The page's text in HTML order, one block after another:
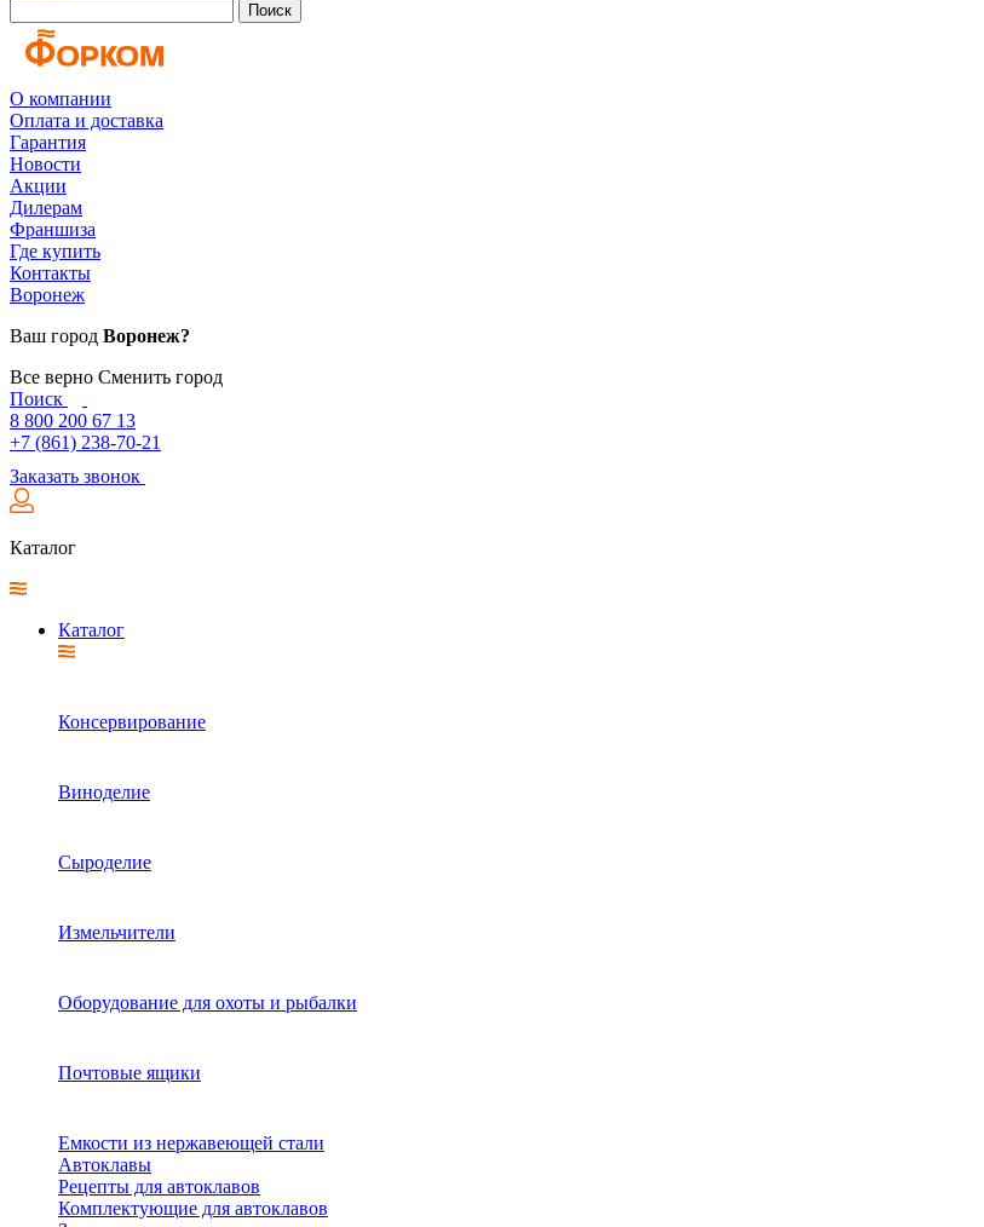
Поиск
О компании
Оплата и доставка
Гарантия
Новости
Акции
Дилерам
Франшиза
Где купить
Контакты
Воронеж
Ваш город Воронеж?
Все верно Сменить город
Поиск
8 800 200 67 13
+7 (861) 238-70-21
Заказать звонок
Каталог
Каталог
Консервирование
Виноделие
Сыроделие
Измельчители
Оборудование для охоты и рыбалки
Почтовые ящики
Емкости из нержавеющей стали
Автоклавы
Рецепты для автоклавов
Комплектующие для автоклавов